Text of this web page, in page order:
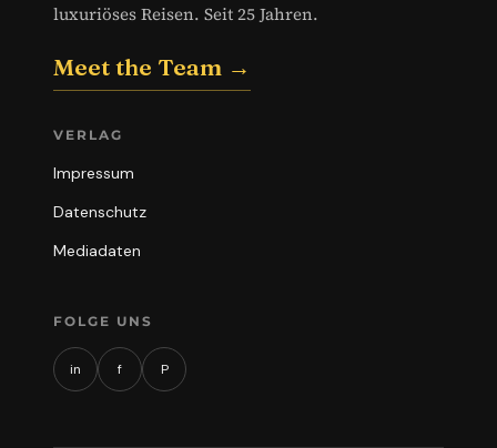
luxuriöses Reisen. Seit 25 Jahren.
Meet the Team →
VERLAG
Impressum
Datenschutz
Mediadaten
FOLGE UNS
in f P